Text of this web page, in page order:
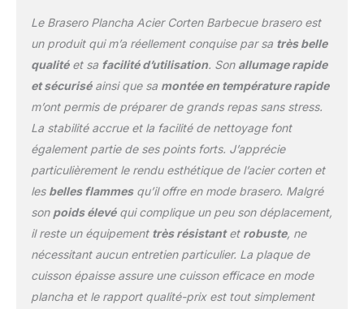
Le Brasero Plancha Acier Corten Barbecue brasero est
un produit qui m’a réellement conquise par sa très belle
qualitéet sa facilité d’utilisation. Son allumage rapide
et sécuriséainsi que sa montée en température rapide
m’ont permis de préparer de grands repas sans stress.
La stabilité accrue et la facilité de nettoyage font
également partie de ses points forts. J’apprécie
particulièrement le rendu esthétique de l’acier corten et
les belles flammesqu’il offre en mode brasero. Malgré
son poids élevéqui complique un peu son déplacement,
il reste un équipement très résistantet robuste, ne
nécessitant aucun entretien particulier. La plaque de
cuisson épaisse assure une cuisson efficace en mode
plancha et le rapport qualité-prix est tout simplement